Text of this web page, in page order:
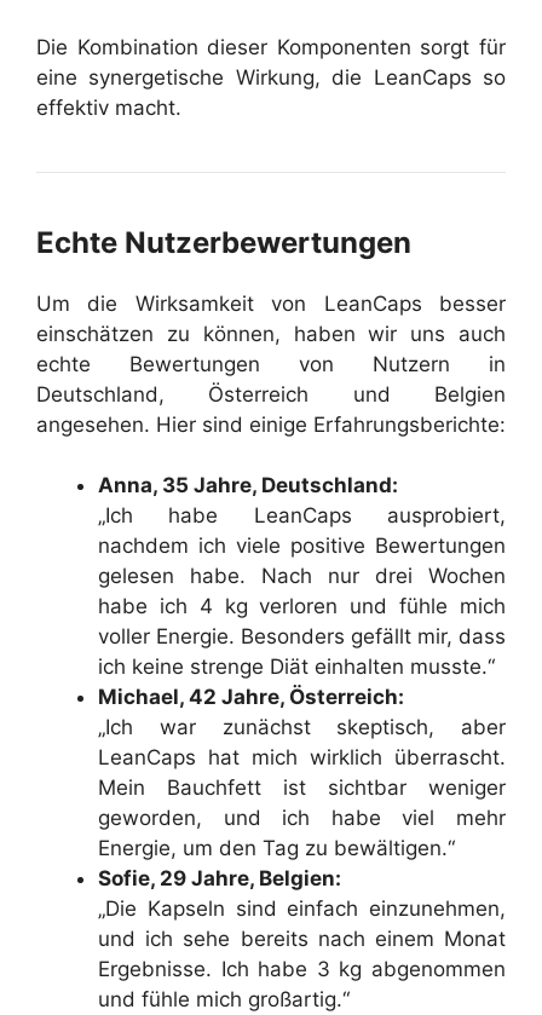
Die Kombination dieser Komponenten sorgt für
eine synergetische Wirkung, die LeanCaps so
effektiv macht.
Echte Nutzerbewertungen
Um die Wirksamkeit von LeanCaps besser
einschätzen zu können, haben wir uns auch
echte Bewertungen von Nutzern in
Deutschland, Österreich und Belgien
angesehen. Hier sind einige Erfahrungsberichte:
Anna, 35 Jahre, Deutschland:
„Ich habe LeanCaps ausprobiert,
nachdem ich viele positive Bewertungen
gelesen habe. Nach nur drei Wochen
habe ich 4 kg verloren und fühle mich
voller Energie. Besonders gefällt mir, dass
ich keine strenge Diät einhalten musste.“
Michael, 42 Jahre, Österreich:
„Ich war zunächst skeptisch, aber
LeanCaps hat mich wirklich überrascht.
Mein Bauchfett ist sichtbar weniger
geworden, und ich habe viel mehr
Energie, um den Tag zu bewältigen.“
Sofie, 29 Jahre, Belgien:
„Die Kapseln sind einfach einzunehmen,
und ich sehe bereits nach einem Monat
Ergebnisse. Ich habe 3 kg abgenommen
und fühle mich großartig.“